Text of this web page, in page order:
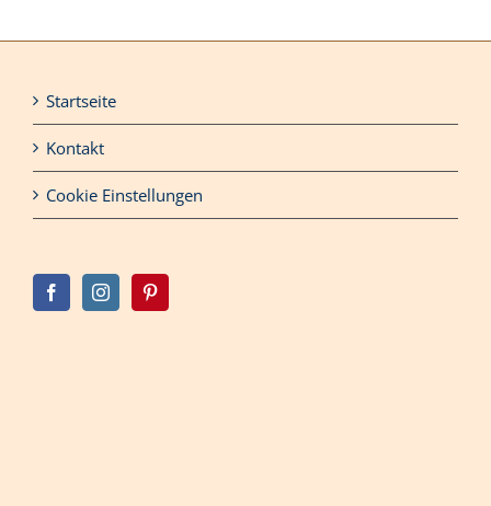
Startseite
Kontakt
Cookie Einstellungen